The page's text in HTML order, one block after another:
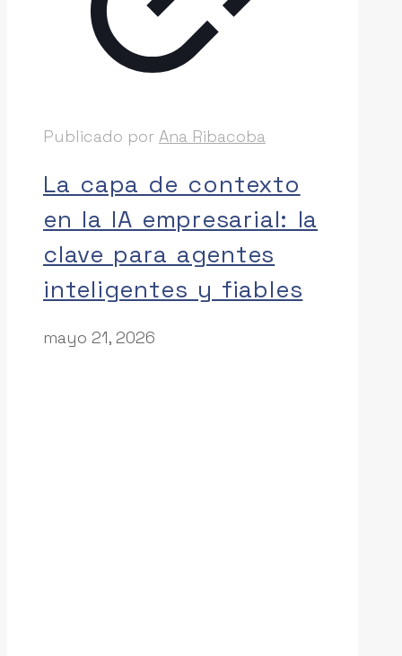
Publicado por Ana Ribacoba
La capa de contexto
en la IA empresarial: la
clave para agentes
inteligentes y fiables
mayo 21, 2026